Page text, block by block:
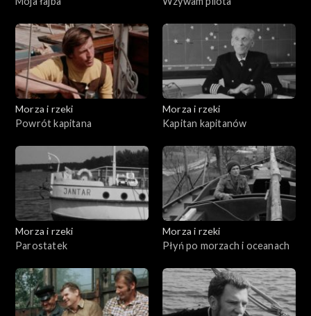
Morza i rzeki
Powrót kapitana
Morza i rzeki
Kapitan kapitanów
Morza i rzeki
Parostatek
Morza i rzeki
Płyń po morzach i oceanach